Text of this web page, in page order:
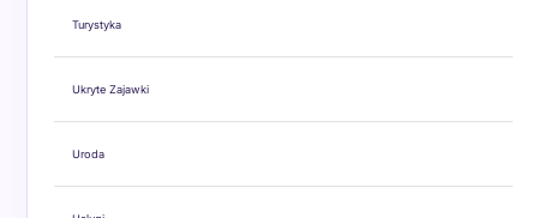
Turystyka
Ukryte Zajawki
Uroda